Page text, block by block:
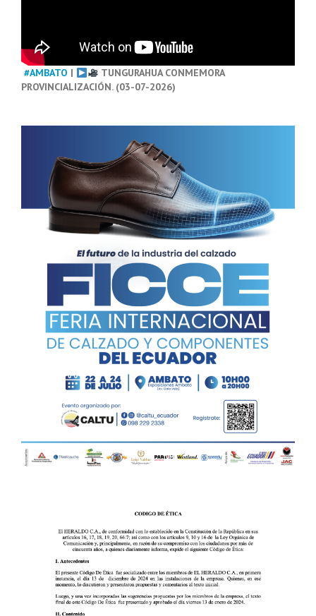
#AMBATO |
TUNGURAHUA CONMEMORA
PROVINCIALIZACIÓN. (03-07-2026)